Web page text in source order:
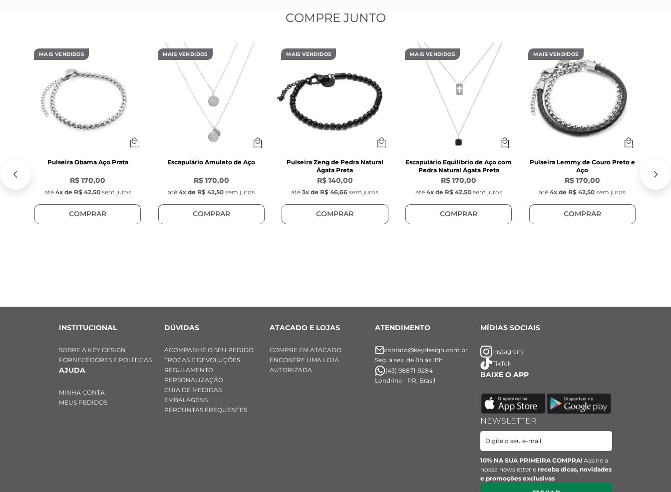
Estrutura flexível para melhor ajuste;
Confira o guia de medidas disponível no topo da página
Observação:
Devido à sua estrutura maleável, o anel pode apresentar uma
pequena variação de tamanho.
COMPRE JUNTO
MAIS VENDIDOS
Pulseira Obama Aço Prata
R$ 170,00
até 4x de R$ 42,50 sem juros
COMPRAR
MAIS VENDIDOS
Escapulário Amuleto de Aço
R$ 170,00
até 4x de R$ 42,50 sem juros
COMPRAR
MAIS VENDIDOS
Pulseira Zeng de Pedra Natural
Ágata Preta
R$ 140,00
até 3x de R$ 46,66 sem juros
COMPRAR
MAIS VENDIDOS
Escapulário Equilíbrio de Aço com
Pedra Natural Ágata Preta
R$ 170,00
até 4x de R$ 42,50 sem juros
COMPRAR
MAIS VENDIDOS
Pulseira Lemmy de Couro Preto e
Aço
R$ 170,00
até 4x de R$ 42,50 sem juros
COMPRAR
INSTITUCIONAL
SOBRE A KEY DESIGN
FORNECEDORES E POLÍTICAS
AJUDA
MINHA CONTA
MEUS PEDIDOS
DÚVIDAS
ACOMPANHE O SEU PEDIDO
TROCAS E DEVOLUÇÕES
REGULAMENTO
PERSONALIZAÇÃO
GUIA DE MEDIDAS
EMBALAGENS
PERGUNTAS FREQUENTES
ATACADO E LOJAS
COMPRE EM ATACADO
ENCONTRE UMA LOJA
AUTORIZADA
ATENDIMENTO
contato@keydesign.com.br
Seg. a sex. de 8h às 18h
(43) 98871-9284
Londrina - PR, Brasil
MÍDIAS SOCIAIS
Instagram
TikTok
BAIXE O APP
NEWSLETTER
10% NA SUA PRIMEIRA COMPRA! Assine a
nossa newsletter e receba dicas, novidades
e promoções exclusivas